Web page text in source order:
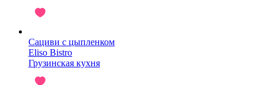
Сациви с цыпленком
Eliso Bistro
Грузинская кухня